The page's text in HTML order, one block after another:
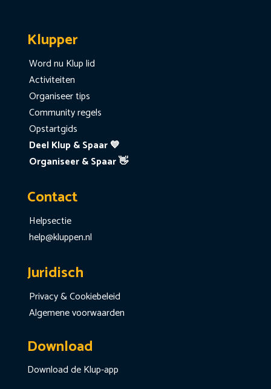
Klupper
Word nu Klup lid
Activiteiten
Organiseer tips
Community regels
Opstartgids
Deel Klup & Spaar 💙
Organiseer & Spaar 👋
Contact
Helpsectie
help@kluppen.nl
Juridisch
Privacy & Cookiebeleid
Algemene voorwaarden
Download
Download de Klup-app